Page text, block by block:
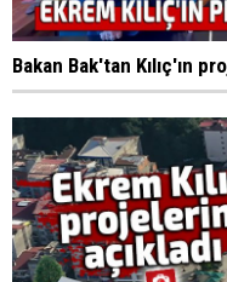
Bakan Bak'tan Kılıç'ın